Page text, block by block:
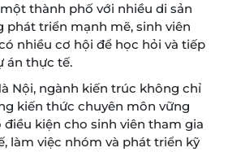
thành phố với nhiều di sản
phát triển mạnh mẽ, sinh viên
nhiều cơ hội để học hỏi và tiếp
án thực tế.
Nội, ngành kiến trúc không chỉ
kiến thức chuyên môn vững
kiện cho sinh viên tham gia
làm việc nhóm và phát triển kỹ